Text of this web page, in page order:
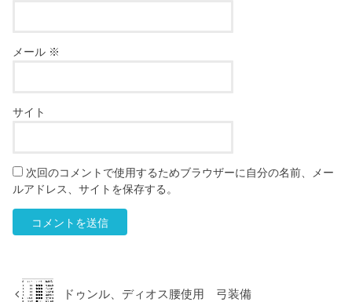
メール ※
サイト
次回のコメントで使用するためブラウザーに自分の名前、メー
ルアドレス、サイトを保存する。
ドゥンル、ディオス腰使用 弓装備